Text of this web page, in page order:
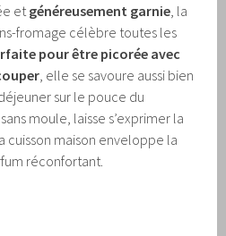
et généreusement garnie , la
fromage célèbre toutes les
pour être picorée avec
, elle se savoure aussi bien
sur le pouce du
moule, laisse s’exprimer la
cuisson maison enveloppe la
réconfortant.